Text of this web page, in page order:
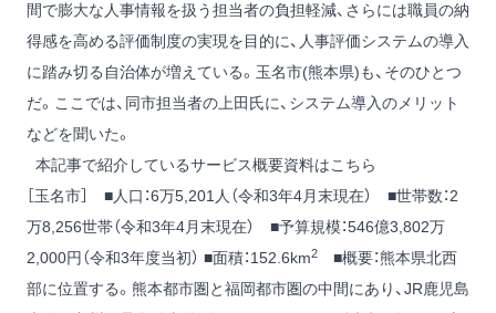
間で膨大な人事情報を扱う担当者の負担軽減、さらには職員の納
得感を高める評価制度の実現を目的に、人事評価システムの導入
に踏み切る自治体が増えている。玉名市(熊本県)も、そのひとつ
だ。ここでは、同市担当者の上田氏に、システム導入のメリット
などを聞いた。
本記事で紹介しているサービス概要資料はこちら
［玉名市］ ■人口：6万5,201人（令和3年4月末現在） ■世帯数：2
万8,256世帯（令和3年4月末現在） ■予算規模：546億3,802万
2,000円（令和3年度当初） ■面積：152.6km2
■概要：熊本県北西
部に位置する。熊本都市圏と福岡都市圏の中間にあり、JR鹿児島